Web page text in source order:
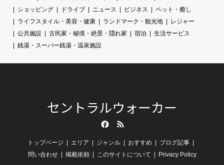
ショッピング
ドライブ ニュース ビジネス
ペット・癒し
ライフスタイル・美容・健康
ランドマーク・観光地
レジャー
公共施設
古民家・秘境・絶景・隠れ家 宿泊
生活サービス
銭湯・スーパー銭湯・温泉施設
セントラルウォーカー
トップページ エリア ジャンル おすすめ
ブログ記事
問い合わせ
掲載依頼 このサイトについて Privacy Policy